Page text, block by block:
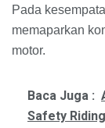
Pada
memaparkan
motor.
Baca Juga :
Safety